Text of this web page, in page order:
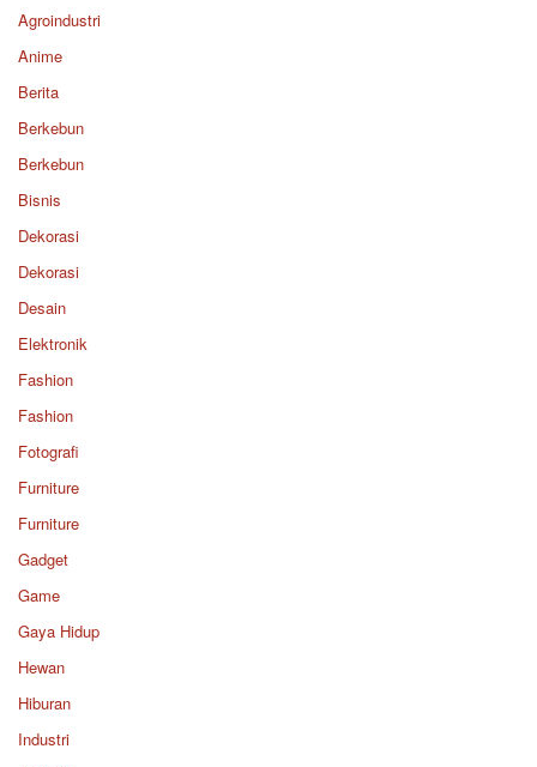
Agroindustri
Anime
Berita
Berkebun
Berkebun
Bisnis
Dekorasi
Dekorasi
Desain
Elektronik
Fashion
Fashion
Fotografi
Furniture
Furniture
Gadget
Game
Gaya Hidup
Hewan
Hiburan
Industri